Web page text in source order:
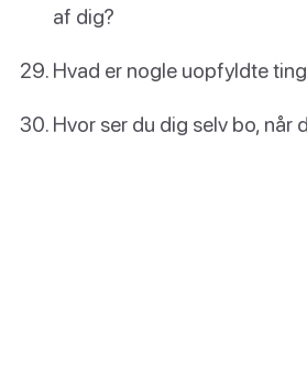
af dig?
Hvad er nogle uopfyldte
Hvor ser du dig selv bo, når